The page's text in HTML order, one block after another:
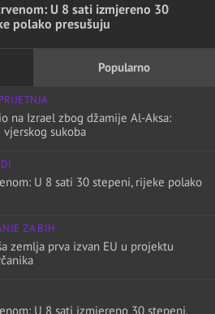
U 8 sati izmjereno 30
polako presušuju
Popularno
na Izrael zbog džamije Al-Aksa:
sukoba
U 8 sati 30 stepeni, rijeke polako
ZA BIH
zemlja prva izvan EU u projektu
U 8 sati izmjereno 30 stepeni,